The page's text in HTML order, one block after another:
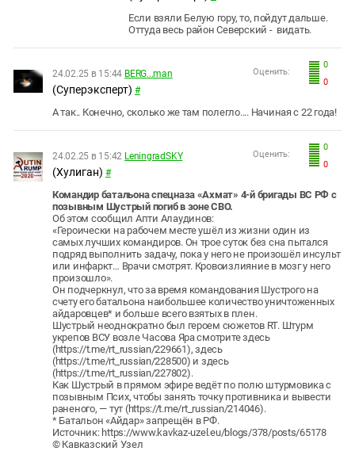
Если взяли Белую гору, то, пойдут дальше.
Оттуда весь район Северский - видать.
0
0
Оценить:
24.02.25 в 15:44 BERG...man
(Суперэксперт) #
А так.. Конечно, сколько же там полегло.... Начиная с 22 года!
0
0
Оценить:
24.02.25 в 15:42 LeningradSKY
(Хулиган) #
Командир батальона спецназа «Ахмат» 4-й бригады ВС РФ с
позывным Шустрый погиб в зоне СВО.
Об этом сообщил Апти Алаудинов:
«Героически на рабочем месте ушёл из жизни один из
самых лучших командиров. Он трое суток без сна пытался
подряд выполнить задачу, пока у него не произошёл инсульт
или инфаркт… Врачи смотрят. Кровоизлияние в мозг у него
произошло».
Он подчеркнул, что за время командования Шустрого на
счету его батальона наибольшее количество уничтоженных
айдаровцев* и больше всего взятых в плен.
Шустрый неоднократно был героем сюжетов RT. Штурм
укрепов ВСУ возле Часова Яра смотрите здесь
(https://t.me/rt_russian/229661), здесь
(https://t.me/rt_russian/228500) и здесь
(https://t.me/rt_russian/227802).
Как Шустрый в прямом эфире ведёт по полю штурмовика с
позывным Псих, чтобы занять точку противника и вывести
раненого, — тут (https://t.me/rt_russian/214046).
* Батальон «Айдар» запрещён в РФ.
Источник: https://www.kavkaz-uzel.eu/blogs/378/posts/65178
© Кавказский Узел